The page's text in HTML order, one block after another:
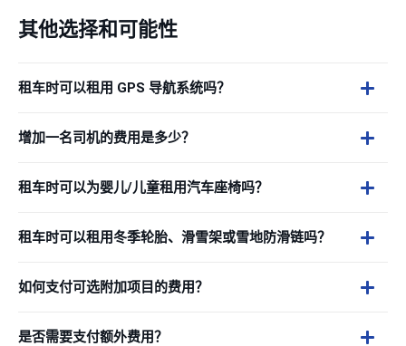
其他选择和可能性
租车时可以租用 GPS 导航系统吗？
增加一名司机的费用是多少？
租车时可以为婴儿/儿童租用汽车座椅吗？
租车时可以租用冬季轮胎、滑雪架或雪地防滑链吗？
如何支付可选附加项目的费用？
是否需要支付额外费用？